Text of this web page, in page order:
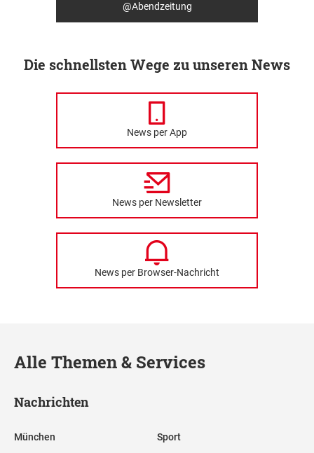
@Abendzeitung
Die schnellsten Wege zu unseren News
News per App
News per Newsletter
News per Browser-Nachricht
Alle Themen & Services
Nachrichten
München Sport